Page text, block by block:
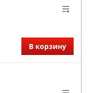
В корзину